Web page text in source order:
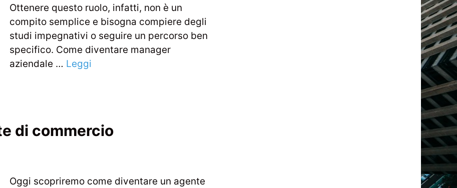
Ottenere questo ruolo, infatti, non è un
compito semplice e bisogna compiere degli
studi impegnativi o seguire un percorso ben
specifico. Come diventare manager
aziendale … Leggi
di commercio
Oggi scopriremo come diventare un agente